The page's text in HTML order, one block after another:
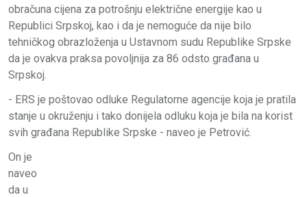
obračuna cijena za potrošnju električne energije kao u
Republici Srpskoj, kao i da je nemoguće da nije bilo
tehničkog obrazloženja u Ustavnom sudu Republike Srpske
da je ovakva praksa povoljnija za 86 odsto građana u
Srpskoj.
- ERS je poštovao odluke Regulatorne agencije koja je pratila
stanje u okruženju i tako donijela odluku koja je bila na korist
svih građana Republike Srpske - naveo je Petrović.
On je
naveo
da u